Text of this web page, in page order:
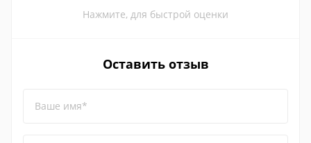
Нажмите, для быстрой оценки
Оставить отзыв
Ваше имя*